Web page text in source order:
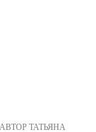
АВТОР ТАТЬЯНА